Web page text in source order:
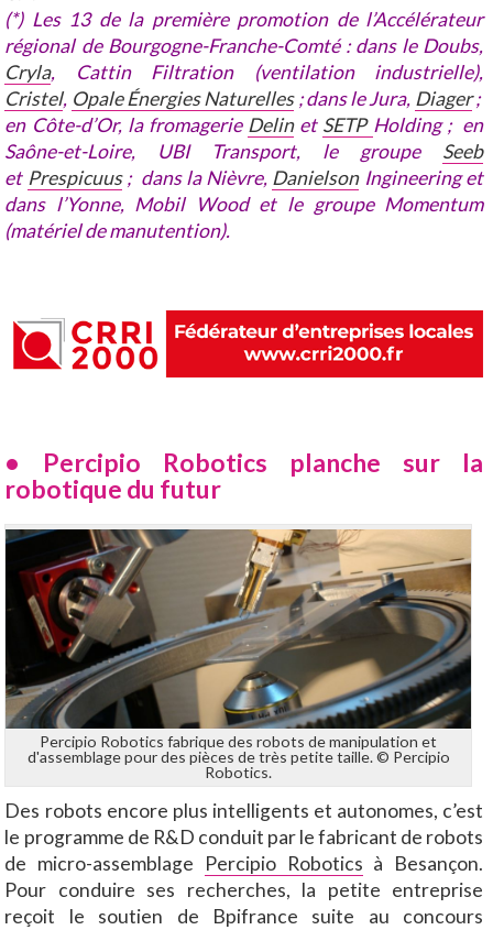
(*) Les 13 de la première promotion de l’Accélérateur
régional de Bourgogne-Franche-Comté : dans le Doubs,
Cryla, Cattin Filtration (ventilation industrielle),
Cristel, Opale Énergies Naturelles; dans le Jura, Diager;
en Côte-d’Or, la fromagerie Delinet SETP Holding ; en
Saône-et-Loire, UBI Transport, le groupe Seeb
et Prespicuus; dans la Nièvre, DanielsonIngineering et
dans l’Yonne, Mobil Wood et le groupe Momentum
(matériel de manutention).
• Percipio Robotics planche sur la
robotique du futur
Percipio Robotics fabrique des robots de manipulation et
d'assemblage pour des pièces de très petite taille. © Percipio
Robotics.
Des robots encore plus intelligents et autonomes, c’est
le programme de R&D conduit par le fabricant de robots
de micro-assemblage
Percipio Robotics à Besançon.
Pour conduire ses recherches, la petite entreprise
reçoit le soutien de Bpifrance suite au concours